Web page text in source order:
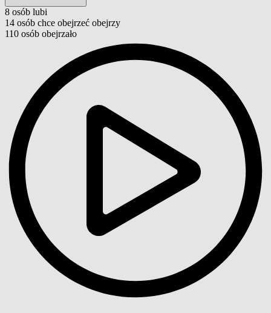
8 osób lubi
14 osób chce obejrzeć obejrzy
110 osób obejrzało